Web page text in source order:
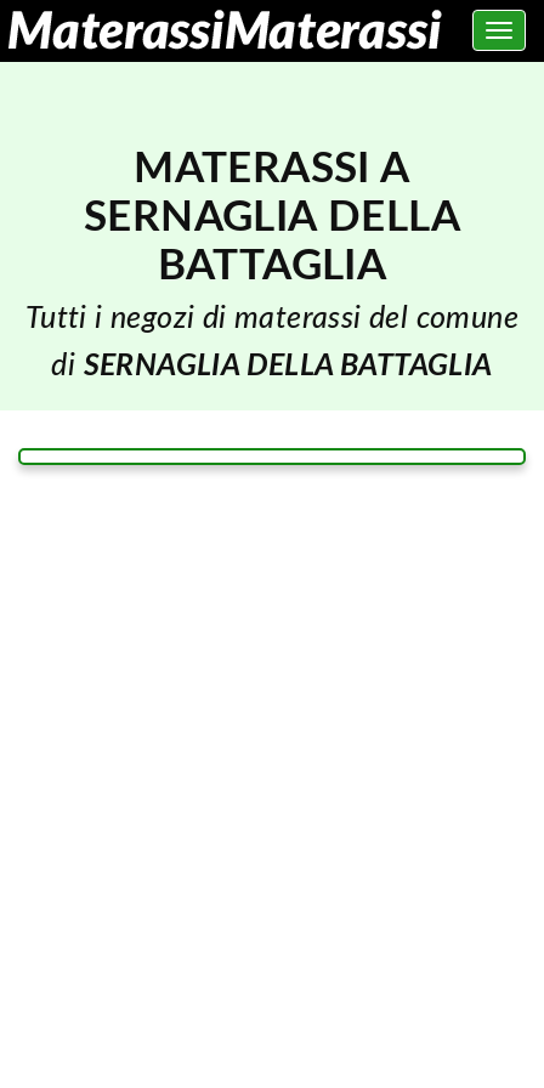
Toggle
MATERASSI A
SERNAGLIA DELLA
BATTAGLIA
Tutti i negozi di materassi del comune
di SERNAGLIA DELLA BATTAGLIA